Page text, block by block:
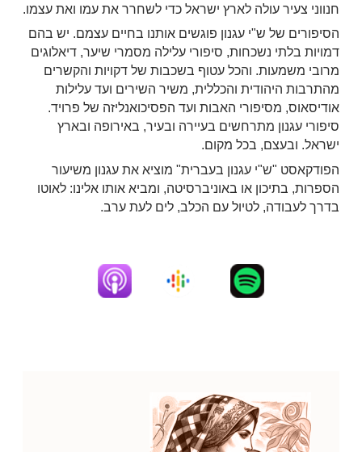
חנווני צעיר עולה לארץ ישראל כדי לשחרר את עמו ואת עצמו.
הסיפורים של ש"י עגנון פוגשים אותנו בחיים עצמם. יש בהם
דמויות בלתי נשכחות, סיפורי עלילה מסמרי שיער, דיאלוגים
מרובי משמעות. והכל עטוף בשכבות של דקויות והקשרים
מהתרבות היהודית והכללית, משיר השירים ועד עלילות
אודיסאוס, מסיפורי האבות ועד הפסיכואנליזה של פרויד.
סיפורי עגנון מתרחשים בעיירה ובעיר, באירופה ובארץ
ישראל. ובעצם, בכל מקום.
הפודקאסט "ש"י עגנון בעברית" מוציא את עגנון משיעור
הספרות, בתיכון או באוניברסיטה, ומביא אותו אלינו: לאוטו
בדרך לעבודה, לטיול עם הכלב, לים לעת ערב.